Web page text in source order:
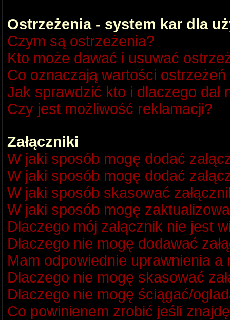
Ostrzeżenia - system kar dla
Czym są ostrzeżenia?
Kto może dawać i usuwać
Co oznaczają wartości
Jak sprawdzić kto i dlaczego dał
Czy jest możliwość reklamacji?
Załączniki
W jaki sposób mogę dodać
W jaki sposób mogę dodać
W jaki sposób skasować
W jaki sposób mogę
Dlaczego mój załącznik nie jest
Dlaczego nie mogę dodawać
Mam odpowiednie uprawnienia a
Dlaczego nie mogę skasować
Dlaczego nie mogę ściągać/
Co powinienem zrobić jeśli